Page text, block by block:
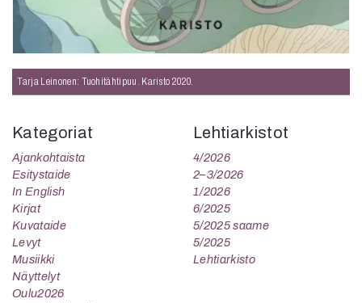
Tarja Leinonen: Tuohitähtipuu. Karisto 2020.
Kategoriat
Ajankohtaista
Esitystaide
In English
Kirjat
Kuvataide
Levyt
Musiikki
Näyttelyt
Oulu2026
Lehtiarkistot
4/2026
2–3/2026
1/2026
6/2025
5/2025 saame
5/2025
Lehtiarkisto